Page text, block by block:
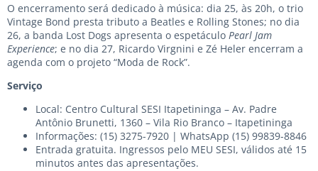
O encerramento será dedicado à música: dia 25, às 20h, o trio
Vintage Bond presta tributo a Beatles e Rolling Stones; no dia
26, a banda Lost Dogs apresenta o espetáculo Pearl Jam
Experience; e no dia 27, Ricardo Virgnini e Zé Heler encerram a
agenda com o projeto “Moda de Rock”.
Serviço
Local: Centro Cultural SESI Itapetininga – Av. Padre
Antônio Brunetti, 1360 – Vila Rio Branco – Itapetininga
Informações: (15) 3275-7920 | WhatsApp (15) 99839-8846
Entrada gratuita. Ingressos pelo MEU SESI, válidos até 15
minutos antes das apresentações.